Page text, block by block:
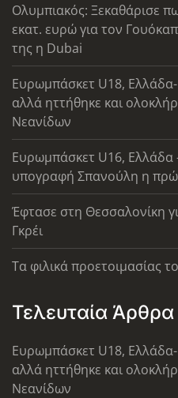
Ολυμπιακός: Ξεκαθάρισε
εκατ. ευρώ για τον
της η Dubai
Ευρωμπάσκετ U18,
αλλά ηττήθηκε και
Νεανίδων
Ευρωμπάσκετ U16, Ελλάδα
υπογραφή Σπανούλη η
Έφτασε στη Θεσσαλονίκη
Γκρέι
Τα φιλικά προετοιμασίας
Τελευταία Άρθρα
Ευρωμπάσκετ U18,
αλλά ηττήθηκε και
Νεανίδων